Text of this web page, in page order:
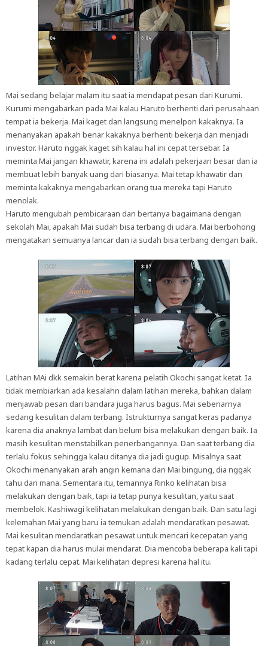
Mai sedang belajar malam itu saat ia mendapat pesan dari Kurumi.
Kurumi mengabarkan pada Mai kalau Haruto berhenti dari perusahaan
tempat ia bekerja. Mai kaget dan langsung menelpon kakaknya. Ia
menanyakan apakah benar kakaknya berhenti bekerja dan menjadi
investor. Haruto nggak kaget sih kalau hal ini cepat tersebar. Ia
meminta Mai jangan khawatir, karena ini adalah pekerjaan besar dan ia
membuat lebih banyak uang dari biasanya. Mai tetap khawatir dan
meminta kakaknya mengabarkan orang tua mereka tapi Haruto
menolak.
Haruto mengubah pembicaraan dan bertanya bagaimana dengan
sekolah Mai, apakah Mai sudah bisa terbang di udara. Mai berbohong
mengatakan semuanya lancar dan ia sudah bisa terbang dengan baik.
Latihan MAi dkk semakin berat karena pelatih Okochi sangat ketat. Ia
tidak membiarkan ada kesalahn dalam latihan mereka, bahkan dalam
menjawab pesan dari bandara juga harus bagus. Mai sebenarnya
sedang kesulitan dalam terbang. Istrukturnya sangat keras padanya
karena dia anaknya lambat dan belum bisa melakukan dengan baik. Ia
masih kesulitan menstabilkan penerbangannya. Dan saat terbang dia
terlalu fokus sehingga kalau ditanya dia jadi gugup. Misalnya saat
Okochi menanyakan arah angin kemana dan Mai bingung, dia nggak
tahu dari mana. Sementara itu, temannya Rinko kelihatan bisa
melakukan dengan baik, tapi ia tetap punya kesulitan, yaitu saat
membelok. Kashiwagi kelihatan melakukan dengan baik. Dan satu lagi
kelemahan Mai yang baru ia temukan adalah mendaratkan pesawat.
Mai kesulitan mendaratkan pesawat untuk mencari kecepatan yang
tepat kapan dia harus mulai mendarat. Dia mencoba beberapa kali tapi
kadang terlalu cepat. Mai kelihatan depresi karena hal itu.